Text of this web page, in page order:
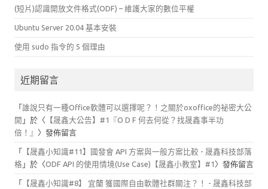
(短片)認識開放文件格式(ODF) – 維護大家的數位平權
Ubuntu Server 20.04 基本安裝
使用 sudo 指令的 5 個理由
近期留言
「 誰說只有一種Office軟體可以選擇呢？！之關於oxoffice的祕密大公
開 」於〈 【晟鑫大公告】#1『O D F 何去何從？找晟鑫事半功
倍！』 〉發佈留言
「
【晟鑫小知識#11】國發會 API 方案與一般方案比較 - 晟鑫科技部落
格 」於〈ODF API 的使用情境(Use Case)【晟鑫小教室】#1 〉發佈留言
「
【晟鑫小知識#8】 宜蘭 獲國際自由軟體社群關注？！ - 晟鑫科技部